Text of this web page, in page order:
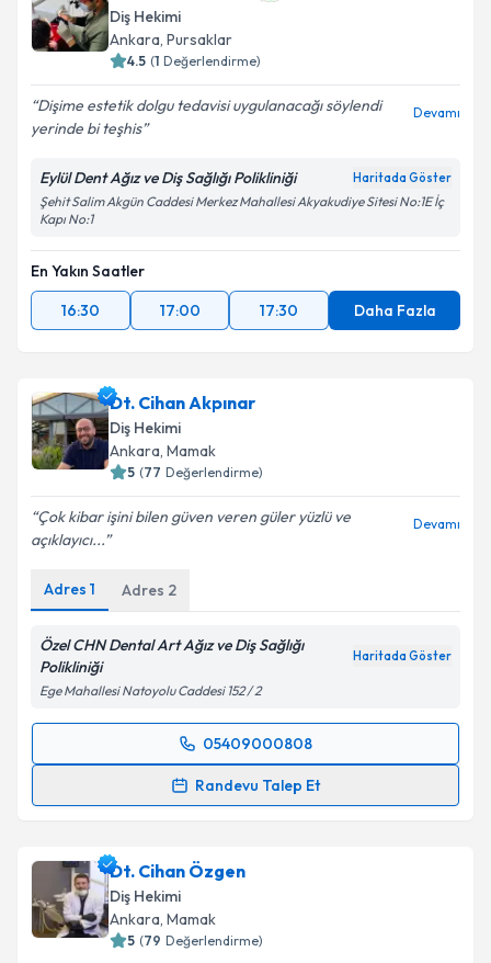
Diş Hekimi
Ankara, Pursaklar
4.5 (1 Değerlendirme)
Dişime estetik dolgu tedavisi uygulanacağı söylendi
yerinde bi teşhis
Devamı
Eylül Dent Ağız ve Diş Sağlığı Polikliniği Haritada Göster
Şehit Salim Akgün Caddesi Merkez Mahallesi Akyakudiye Sitesi No:1E İç
Kapı No:1
En Yakın Saatler
16:30
17:00 17:30 Daha Fazla
Dt. Cihan Akpınar
Diş Hekimi
Ankara, Mamak
5 (77 Değerlendirme)
Çok kibar işini bilen güven veren güler yüzlü ve
açıklayıcı...
Devamı
Adres 1 Adres 2
Özel CHN Dental Art Ağız ve Diş Sağlığı
Polikliniği
Haritada Göster
Ege Mahallesi Natoyolu Caddesi 152 / 2
05409000808
Randevu Talep Et
Randevu Takvimi Talebi
takvim hazırlandığında e-posta ile bilgilendireceğiz.
E-posta Adresiniz
Dt. Cihan Özgen
Diş Hekimi
Ankara, Mamak
5 (79 Değerlendirme)